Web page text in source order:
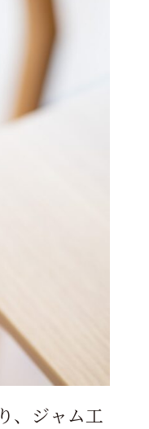
、ジャム工